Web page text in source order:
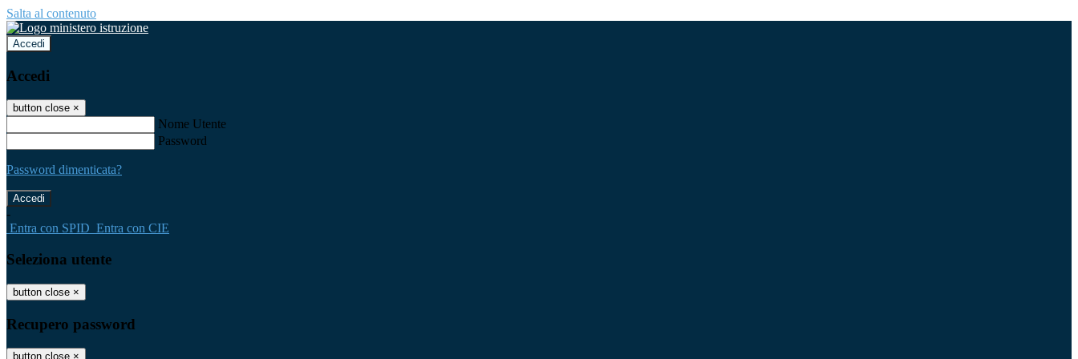
Salta al contenuto
Accedi
Accedi
button close ×
Nome Utente
Password
Password dimenticata?
-
Entra con SPID Entra con CIE
Seleziona utente
button close ×
Recupero password
button close ×